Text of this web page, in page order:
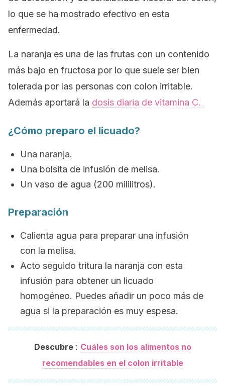
lo que se ha mostrado efectivo en esta
enfermedad.
La naranja es una de las frutas con un contenido
más bajo en fructosa por lo que suele ser bien
tolerada por las personas con colon irritable.
Además aportará la dosis diaria de vitamina C.
¿Cómo preparo el licuado?
Una naranja.
Una bolsita de infusión de melisa.
Un vaso de agua (200 mililitros).
Preparación
Calienta agua para preparar una infusión
con la melisa.
Acto seguido tritura la naranja con esta
infusión para obtener un licuado
homogéneo. Puedes añadir un poco más de
agua si la preparación es muy espesa.
Descubre : Cuáles son los alimentos no
recomendables en el colon irritable